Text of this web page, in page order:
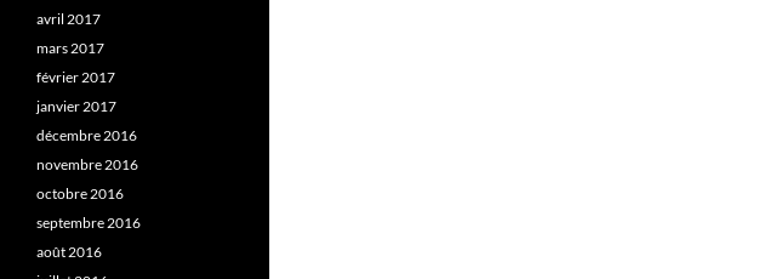
avril 2017
mars 2017
février 2017
janvier 2017
décembre 2016
novembre 2016
octobre 2016
septembre 2016
août 2016